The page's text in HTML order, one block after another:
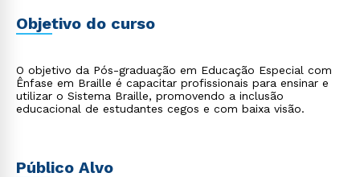
Objetivo do curso
O objetivo da Pós-graduação em Educação Especial com
Ênfase em Braille é capacitar profissionais para ensinar e
utilizar o Sistema Braille, promovendo a inclusão
educacional de estudantes cegos e com baixa visão.
Público Alvo